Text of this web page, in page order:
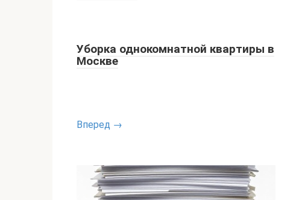
Уборка однокомнатной квартиры в
Москве
Вперед →